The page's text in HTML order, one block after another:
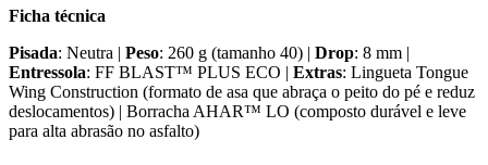
Ficha técnica
Pisada: Neutra | Peso: 260 g (tamanho 40) | Drop: 8 mm |
Entressola: FF BLAST™ PLUS ECO | Extras: Lingueta Tongue
Wing Construction (formato de asa que abraça o peito do pé e reduz
deslocamentos) | Borracha AHAR™ LO (composto durável e leve
para alta abrasão no asfalto)